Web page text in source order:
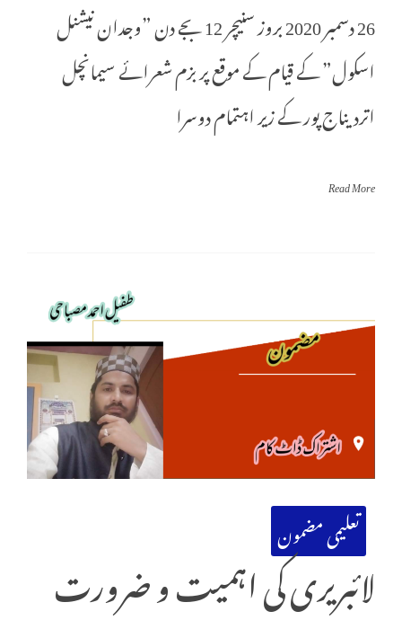
26 دسمبر 2020 بروز سنیچر 12 بجے دن ”وجدان نیشنل
اسکول” کے قیام کے موقع پر بزم شعرائے سیمانچل
اتردیناج پور کے زیر اہتمام دوسرا
Read More
تعلیمی مضمون
لائبریری کی اہمیت و ضرورت